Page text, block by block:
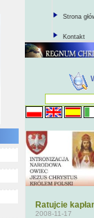
Strona
Kontakt
Ratujcie
2008-11-17